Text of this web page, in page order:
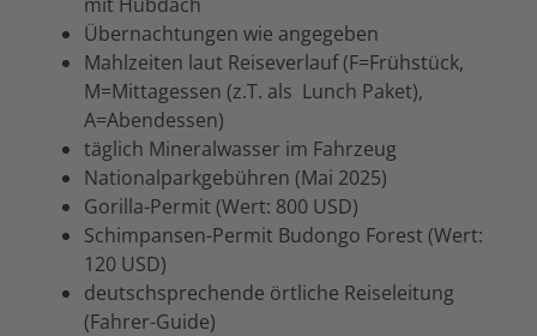
Übernachtungen wie angegeben
Mahlzeiten laut Reiseverlauf (F=Frühstück,
M=Mittagessen (z.T. als Lunch Paket),
A=Abendessen)
täglich Mineralwasser im Fahrzeug
Nationalparkgebühren (Mai 2025)
Gorilla-Permit (Wert: 800 USD)
Schimpansen-Permit Budongo Forest (Wert:
120 USD)
deutschsprechende örtliche Reiseleitung
(Fahrer-Guide)